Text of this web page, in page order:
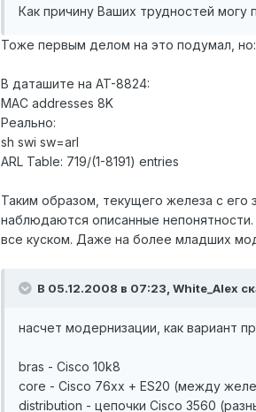
Как причину Ваших трудностей
Тоже первым делом на это подумал, но:
В даташите на AT-8824:
MAC addresses 8K
Реально:
sh swi sw=arl
ARL Table: 719/(1-8191) entries
Таким образом, текущего железа с его
наблюдаются описанные
все куском. Даже на более младших
В 05.12.2008 в 07:23, White_Alex
насчет модернизации, как вариант
bras - Cisco 10k8
core - Cisco 76xx + ES20 (между
distribution - цепочки Cisco 3560